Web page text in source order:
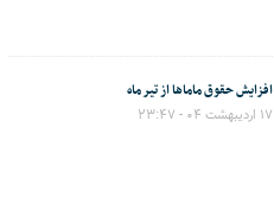
افزایش حقوق ماماها از تیر ماه
۱۷ اردیبهشت ۰۴ - ۲۳:۴۷